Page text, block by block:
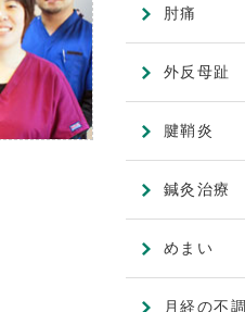
肘痛
外反母趾
腱鞘炎
鍼灸治療
めまい
月経の不調